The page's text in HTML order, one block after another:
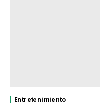
Entretenimiento